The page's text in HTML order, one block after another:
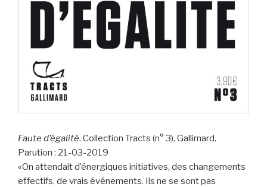
Faute d’égalité. Collection Tracts (n° 3), Gallimard.
Parution : 21-03-2019
«On attendait d’énergiques initiatives, des changements
effectifs, de vrais événements. Ils ne se sont pas